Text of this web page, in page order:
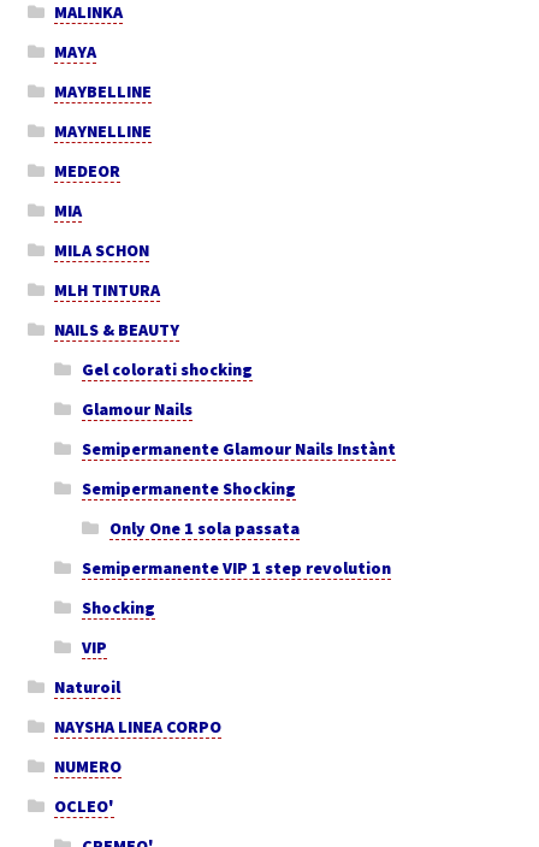
MALINKA
MAYA
MAYBELLINE
MAYNELLINE
MEDEOR
MIA
MILA SCHON
MLH TINTURA
NAILS & BEAUTY
Gel colorati shocking
Glamour Nails
Semipermanente Glamour Nails Instànt
Semipermanente Shocking
Only One 1 sola passata
Semipermanente VIP 1 step revolution
Shocking
VIP
Naturoil
NAYSHA LINEA CORPO
NUMERO
OCLEO'